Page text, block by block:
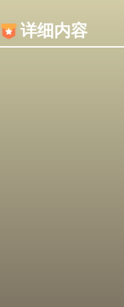
详细内容